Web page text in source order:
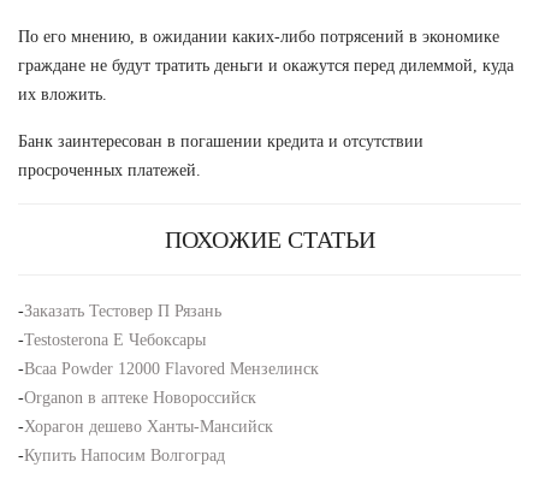
По его мнению, в ожидании каких-либо потрясений в экономике
граждане не будут тратить деньги и окажутся перед дилеммой, куда
их вложить.
Банк заинтересован в погашении кредита и отсутствии
просроченных платежей.
ПОХОЖИЕ СТАТЬИ
-Заказать Тестовер П Рязань
-Testosterona E Чебоксары
-Bcaa Powder 12000 Flavored Мензелинск
-Organon в аптеке Новороссийск
-Хорагон дешево Ханты-Мансийск
-Купить Напосим Волгоград